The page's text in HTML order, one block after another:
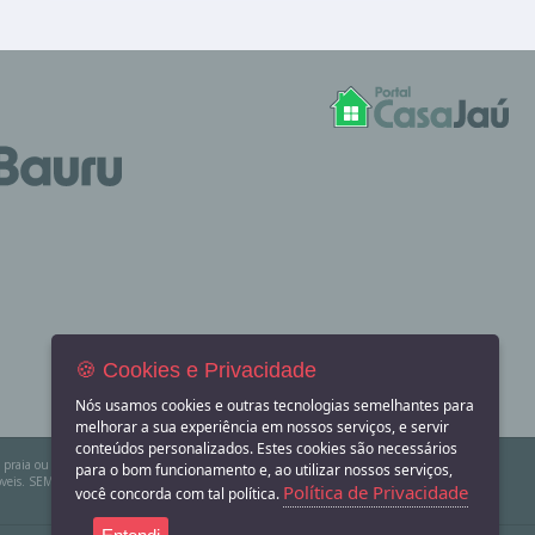
ou sítio para eventos? Aqui você também encontra! O Portal Casa Jaú apenas divulga
SEMPRE consulte a imobiliária ou proprietário para confirmar as informações
🍪 Cookies e Privacidade
Nós usamos cookies e outras tecnologias semelhantes para
melhorar a sua experiência em nossos serviços, e servir
conteúdos personalizados. Estes cookies são necessários
para o bom funcionamento e, ao utilizar nossos serviços,
você concorda com tal política. Política de Privacidade